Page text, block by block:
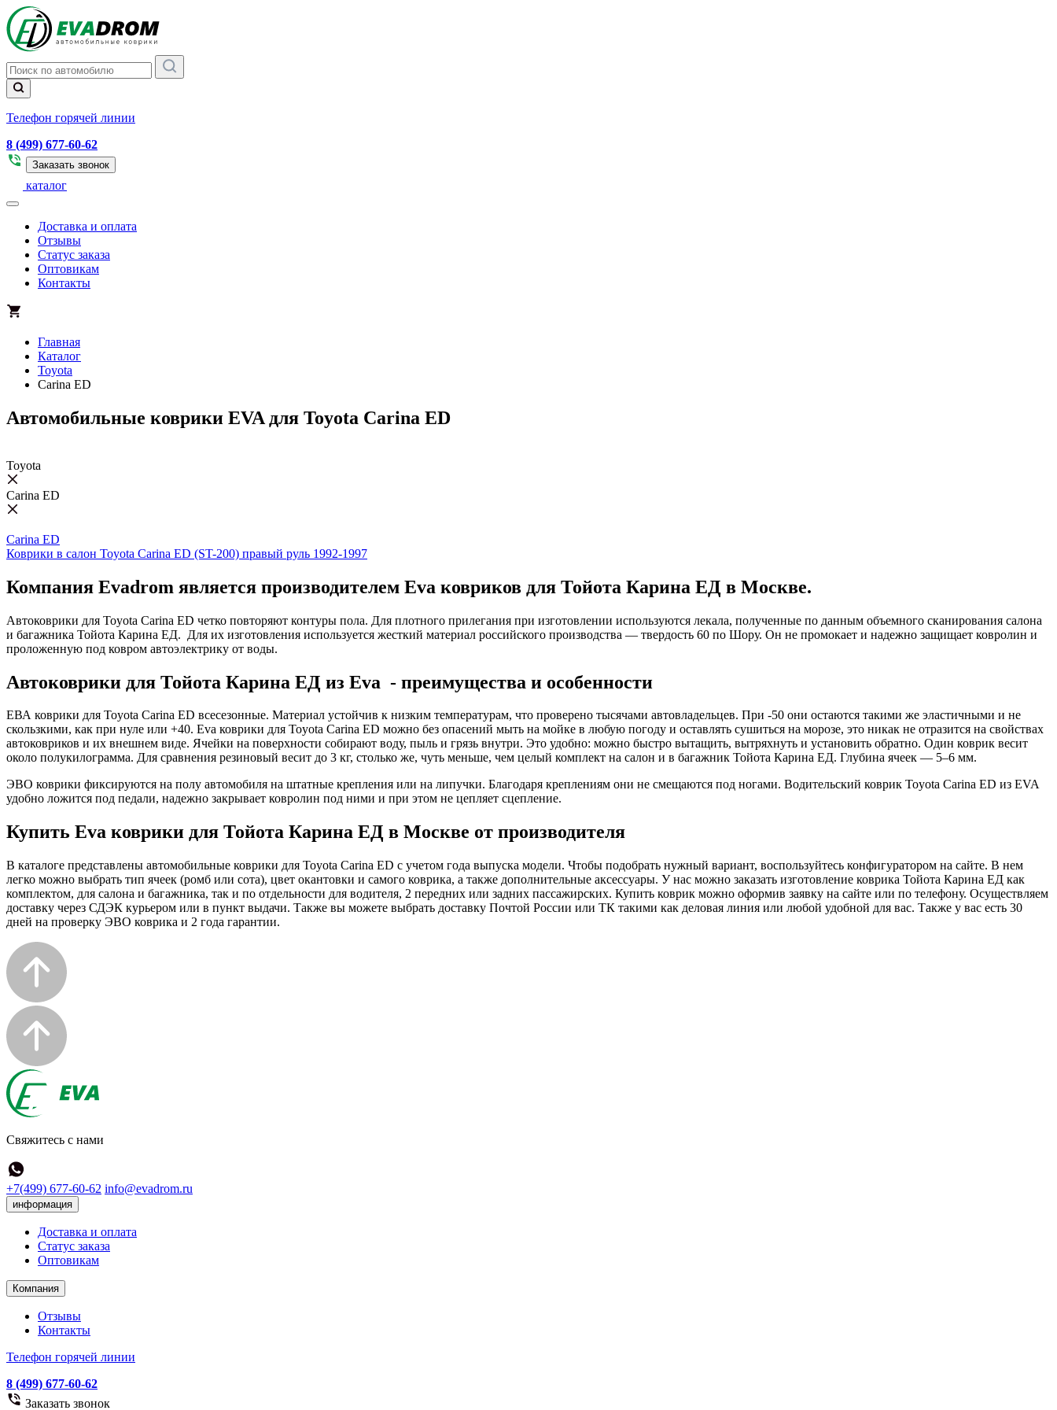
Телефон горячей линии
8 (499) 677-60-62
Заказать звонок
каталог
Доставка и оплата
Отзывы
Статус заказа
Оптовикам
Контакты
Главная
Каталог
Toyota
Carina ED
Автомобильные коврики EVA для Toyota Carina ED
Toyota
Carina ED
Carina ED
Коврики в салон Toyota Carina ED (ST-200) правый руль 1992-1997
Компания Evadrom является производителем Eva ковриков для Тойота Карина ЕД в Москве.
Автоковрики для Toyota Carina ED четко повторяют контуры пола. Для плотного прилегания при изготовлении используются лекала, полученные по данным объемного сканирования салона
и багажника Тойота Карина ЕД. Для их изготовления используется жесткий материал российского производства — твердость 60 по Шору. Он не промокает и надежно защищает ковролин и
проложенную под ковром автоэлектрику от воды.
Автоковрики для Тойота Карина ЕД из Eva - преимущества и особенности
ЕВА коврики для Toyota Carina ED всесезонные. Материал устойчив к низким температурам, что проверено тысячами автовладельцев. При -50 они остаются такими же эластичными и не
скользкими, как при нуле или +40. Eva коврики для Toyota Carina ED можно без опасений мыть на мойке в любую погоду и оставлять сушиться на морозе, это никак не отразится на свойствах
автоковриков и их внешнем виде. Ячейки на поверхности собирают воду, пыль и грязь внутри. Это удобно: можно быстро вытащить, вытряхнуть и установить обратно. Один коврик весит
около полукилограмма. Для сравнения резиновый весит до 3 кг, столько же, чуть меньше, чем целый комплект на салон и в багажник Тойота Карина ЕД. Глубина ячеек — 5–6 мм.
ЭВО коврики фиксируются на полу автомобиля на штатные крепления или на липучки. Благодаря креплениям они не смещаются под ногами. Водительский коврик Toyota Carina ED из EVA
удобно ложится под педали, надежно закрывает ковролин под ними и при этом не цепляет сцепление.
Купить Eva коврики для Тойота Карина ЕД в Москве от производителя
В каталоге представлены автомобильные коврики для Toyota Carina ED с учетом года выпуска модели. Чтобы подобрать нужный вариант, воспользуйтесь конфигуратором на сайте. В нем
легко можно выбрать тип ячеек (ромб или сота), цвет окантовки и самого коврика, а также дополнительные аксессуары. У нас можно заказать изготовление коврика Тойота Карина ЕД как
комплектом, для салона и багажника, так и по отдельности для водителя, 2 передних или задних пассажирских. Купить коврик можно оформив заявку на сайте или по телефону. Осуществляем
доставку через СДЭК курьером или в пункт выдачи. Также вы можете выбрать доставку Почтой России или ТК такими как деловая линия или любой удобной для вас. Также у вас есть 30
дней на проверку ЭВО коврика и 2 года гарантии.
Свяжитесь с нами
+7(499) 677-60-62 info@evadrom.ru
информация
Доставка и оплата
Статус заказа
Оптовикам
Компания
Отзывы
Контакты
Телефон горячей линии
8 (499) 677-60-62
Заказать звонок